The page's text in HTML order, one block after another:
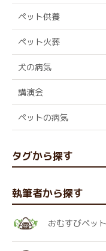
ペット供養
ペット火葬
犬の病気
講演会
ペットの病気
タグから探す
執筆者から探す
おむすびペッ